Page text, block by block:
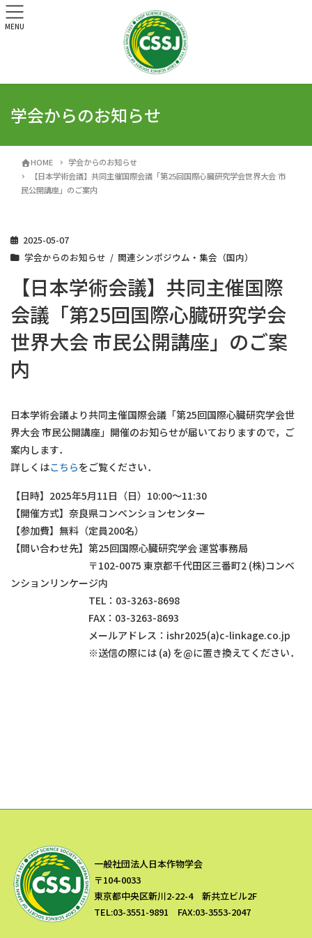
学会からのお知らせ
HOME
学会からのお知らせ
【日本学術会議】共同主催国際会議「第25回国際心臓研究学会世界大会 市
民公開講座」のご案内
2025-05-07
学会からのお知らせ
関連シンポジウム・集会（国内）
【日本学術会議】共同主催国際
会議「第25回国際心臓研究学会
世界大会 市民公開講座」のご案
内
日本学術会議より共同主催国際会議「第25回国際心臓研究学会世
界大会 市民公開講座」開催のお知らせが届いておりますので，ご
案内します．
詳しくはこちらをご覧ください．
【日時】2025年5月11日（日）10:00～11:30
【開催方式】奈良県コンベンションセンター
【参加費】無料（定員200名）
【問い合わせ先】第25回国際心臓研究学会 運営事務局
〒102-0075 東京都千代田区三番町2 (株)コンベ
ンションリンケージ内
TEL：03-3263-8698
FAX：03-3263-8693
メールアドレス：ishr2025(a)c-linkage.co.jp
※送信の際には (a) を@に置き換えてください．
一般社団法人日本作物学会
〒104-0033
東京都中央区新川2-22-4 新共立ビル2F
TEL:03-3551-9891 FAX:03-3553-2047
MENU